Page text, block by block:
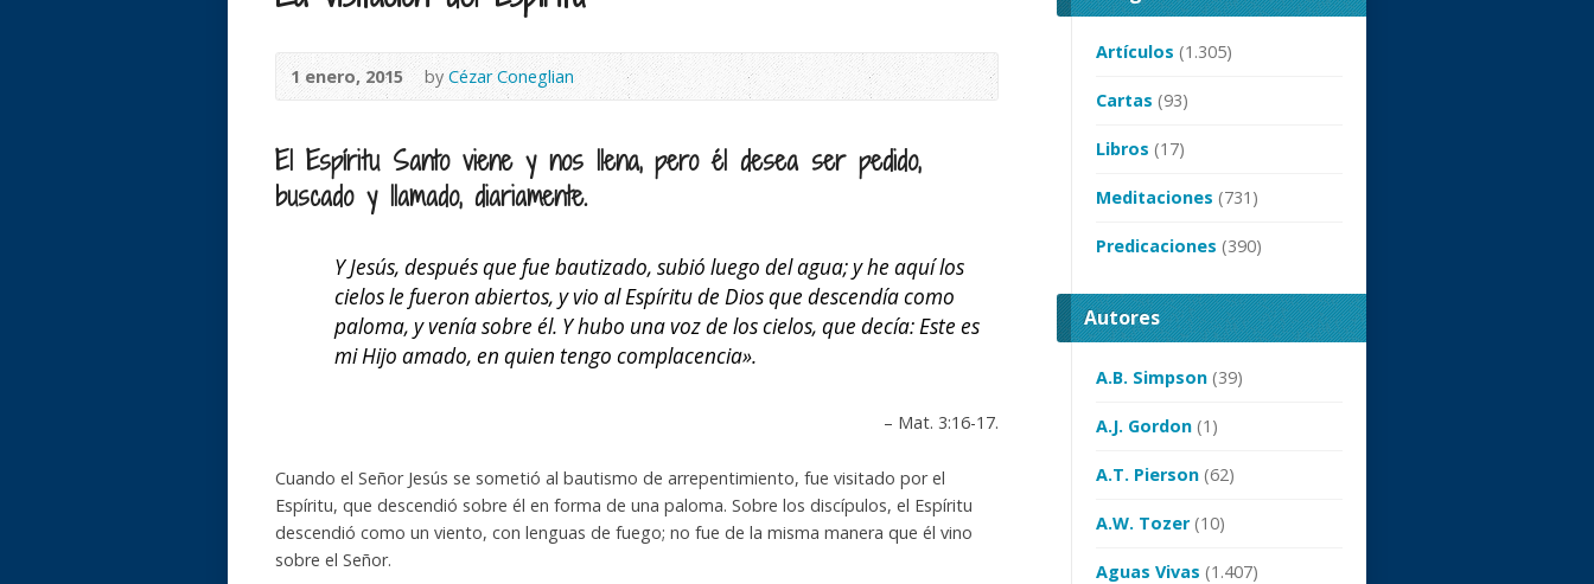
1 enero, 2015 by Cézar Coneglian
El Espíritu Santo viene y nos llena, pero él desea ser pedido,
buscado y llamado, diariamente.
Y Jesús, después que fue bautizado, subió luego del agua; y he aquí los
cielos le fueron abiertos, y vio al Espíritu de Dios que descendía como
paloma, y venía sobre él. Y hubo una voz de los cielos, que decía: Este es
mi Hijo amado, en quien tengo complacencia».
– Mat. 3:16-17.
Cuando el Señor Jesús se sometió al bautismo de arrepentimiento, fue visitado por el
Espíritu, que descendió sobre él en forma de una paloma. Sobre los discípulos, el Espíritu
descendió como un viento, con lenguas de fuego; no fue de la misma manera que él vino
sobre el Señor.
Artículos (1.305)
Cartas (93)
Libros (17)
Meditaciones (731)
Predicaciones (390)
Autores
A.B. Simpson (39)
A.J. Gordon (1)
A.T. Pierson (62)
A.W. Tozer(10)
Aguas Vivas (1.407)